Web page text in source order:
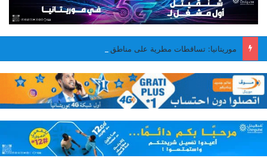
موريتانيا: تساقطات مطرية على مناطق متفرقة من البلاد